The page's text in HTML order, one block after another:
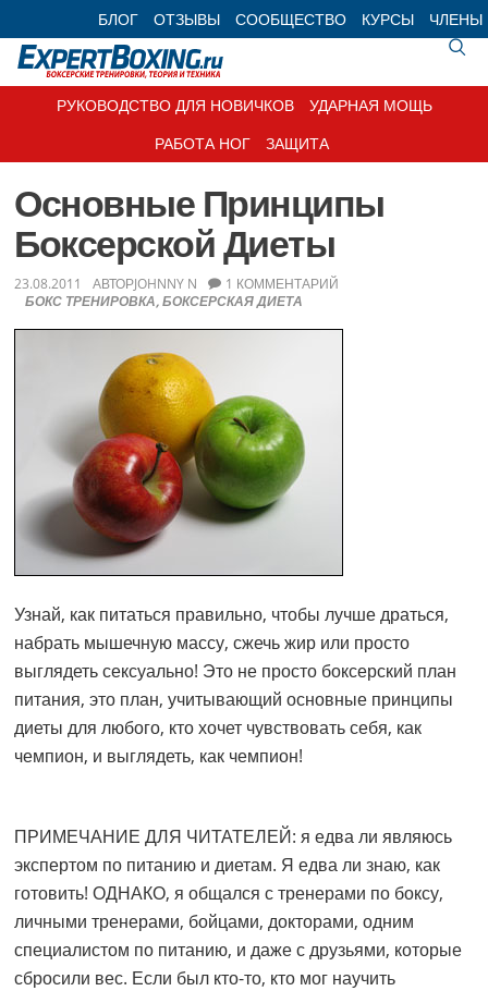
to
primary
navigation
to
main
content
to
primary
sidebar
to
footer
БЛОГ ОТЗЫВЫ СООБЩЕСТВО КУРСЫ ЧЛЕНЫ
РУКОВОДСТВО ДЛЯ НОВИЧКОВ
УДАРНАЯ МОЩЬ
РАБОТА НОГ
ЗАЩИТА
Основные Принципы
Боксерской Диеты
23.08.2011 АВТОРJOHNNY N
БОКС ТРЕНИРОВКА,БОКСЕРСКАЯ ДИЕТА
1 КОММЕНТАРИЙ
Узнай, как питаться правильно, чтобы лучше драться,
набрать мышечную массу, сжечь жир или просто
выглядеть сексуально! Это не просто боксерский план
питания, это план, учитывающий основные принципы
диеты для любого, кто хочет чувствовать себя, как
чемпион, и выглядеть, как чемпион!
ПРИМЕЧАНИЕ ДЛЯ ЧИТАТЕЛЕЙ: я едва ли являюсь
экспертом по питанию и диетам. Я едва ли знаю, как
готовить! ОДНАКО, я общался с тренерами по боксу,
личными тренерами, бойцами, докторами, одним
специалистом по питанию, и даже с друзьями, которые
сбросили вес. Если был кто-то, кто мог научить